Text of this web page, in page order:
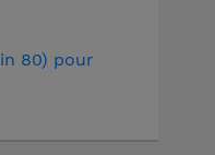
80) pour